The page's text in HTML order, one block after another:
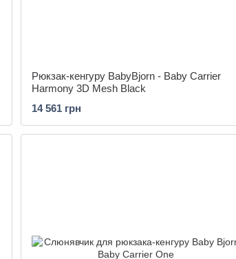
Рюкзак-кенгуру BabyBjorn - Baby Carrier
Harmony 3D Mesh Black
14 561 грн